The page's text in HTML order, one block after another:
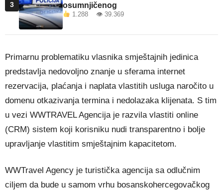
3
osumnjičenog
1.288 👁 39.369
Primarnu problematiku vlasnika smještajnih jedinica
predstavlja nedovoljno znanje u sferama internet
rezervacija, plaćanja i naplata vlastitih usluga naročito u
domenu otkazivanja termina i nedolazaka klijenata. S tim
u vezi WWTRAVEL Agencija je razvila vlastiti online
(CRM) sistem koji korisniku nudi transparentno i bolje
upravljanje vlastitim smještajnim kapacitetom.
WWTravel Agency je turistička agencija sa odlučnim
ciljem da bude u samom vrhu bosanskohercegovačkog